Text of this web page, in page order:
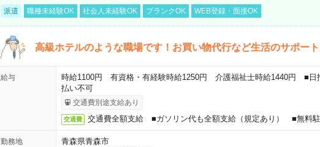
派遣 職種未経験OK 社会人未経験OK ブランクOK WEB登録・面接OK
高級ホテルのような職場です！お買い物代行など生活のサポー
給与
時給1100円 有資格・有経験時給1250円 介護福祉士時給1440円 ■日
払い不可
交通費別途支給あり
交通費 交通費全額支給 ■ガソリン代も全額支給（規定あり） ■無料
勤務地
青森県青森市